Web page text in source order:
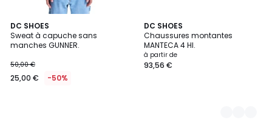
DC SHOES
Sweat à capuche sans
manches GUNNER.
50,00 €
25,00 € -50%
DC SHOES
Chaussures montantes
MANTECA 4 HI.
à partir de
93,56 €
5
Couleurs